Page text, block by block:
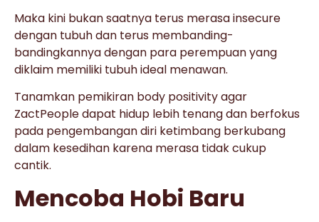
Maka kini bukan saatnya terus merasa insecure
dengan tubuh dan terus membanding-
bandingkannya dengan para perempuan yang
diklaim memiliki tubuh ideal menawan.
Tanamkan pemikiran body positivity agar
ZactPeople dapat hidup lebih tenang dan berfokus
pada pengembangan diri ketimbang berkubang
dalam kesedihan karena merasa tidak cukup
cantik.
Mencoba Hobi Baru